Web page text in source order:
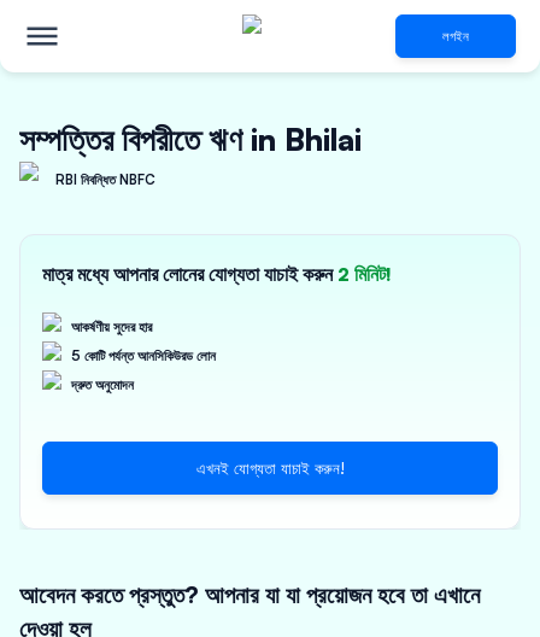
লগইন
সম্পত্তির বিপরীতে ঋণ in Bhilai
RBI নিবন্ধিত NBFC
মাত্র মধ্যে আপনার লোনের যোগ্যতা যাচাই করুন 2 মিনিট!
আকর্ষণীয় সুদের হার
5 কোটি পর্যন্ত আনসিকিউরড লোন
দ্রুত অনুমোদন
এখনই যোগ্যতা যাচাই করুন!
আবেদন করতে প্রস্তুত? আপনার যা যা প্রয়োজন হবে তা এখানে
দেওয়া হল